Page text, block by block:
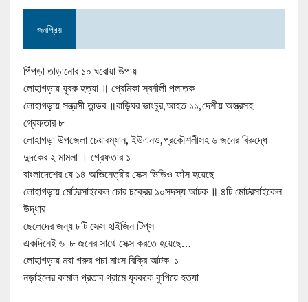
জনপ্রিয়
পিঁপড়া তাড়ানোর ১০ ঘরোয়া উপায়
লোহাগড়ায় যুবক হত্যা ॥ প্রেমিকা স্বর্নালী পলাতক
লোহাগড়ায় সন্ত্রসী তান্ডব ॥বাড়িঘর ভাংচুর,আহত ১১,দেশীয় অস্ত্রসহ
গ্রেফতার ৮
লোহাগড়া উপজেলা চেয়ারম্যান, ইউএনও,প্রকৌশলীসহ ৬ জনের বিরুদ্ধে
দুদকের ২ মামলা । গ্রেফতার ১
বাংলাদেশের যে ১৪ অভিনেত্রীর সেক্স ভিডিও ফাঁস হয়েছে
লোহাগড়ায় মোটরসাইকেল চোর চক্রের ১০সদস্য আটক ॥ ৪টি মোটরসাইকেল
উদ্ধার
ছেলেদের জন্য ৮টি সেক্স হাইজিন টিপ্‌স
একদিনেই ৬-৮ জনের সাথে সেক্স করতে হয়েছে…
লোহাগড়ায় মরা গরুর পচা মাংস বিক্রি আটক-১
নড়াইলের কামাল প্রতাব গ্রামে যুবককে কুপিয়ে হত্যা